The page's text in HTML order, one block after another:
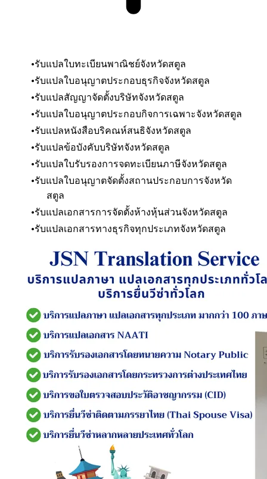
รับแปลใบทะเบียนพาณิชย์จังหวัดสตูล
รับแปลใบอนุญาตประกอบธุรกิจจังหวัดสตูล
รับแปลสัญญาจัดตั้งบริษัทจังหวัดสตูล
รับแปลใบอนุญาตประกอบกิจการเฉพาะจังหวัดสตูล
รับแปลหนังสือบริคณห์สนธิจังหวัดสตูล
รับแปลข้อบังคับบริษัทจังหวัดสตูล
รับแปลใบรับรองการจดทะเบียนภาษีจังหวัดสตูล
รับแปลใบอนุญาตจัดตั้งสถานประกอบการจังหวัด
สตูล
รับแปลเอกสารการจัดตั้งห้างหุ้นส่วนจังหวัดสตูล
รับแปลเอกสารทางธุรกิจทุกประเภทจังหวัดสตูล